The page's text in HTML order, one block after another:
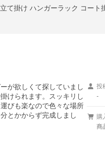
て掛け ハンガーラック コー
が欲しくて探していまし
けられます。スッキリし
びも楽なので色々な場所
とかからず完成しまし
投
-
購
商